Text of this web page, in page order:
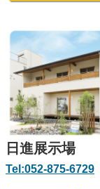
日進展示場
Tel:052-875-6729